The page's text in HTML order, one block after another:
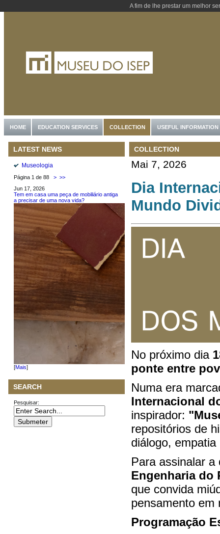
A fim de lhe prestar um melhor
HOME EDUCATION SERVICES COLLECTION USEFUL INFORMATION
LATEST NEWS
Museologia
Página 1 de 88 > >>
Jun 17, 2026
Tem em casa uma peça de mobiliário antiga
a precisar de uma nova vida?
[Mais]
SEARCH
Pesquisar:
COLLECTION
Mai 7, 2026
Dia
Mundo
No próximo dia
ponte entre
Numa era
Internacional
inspirador:
repositórios de
diálogo,
Para assinalar
Engenharia do
que convida
pensamento em
Programação